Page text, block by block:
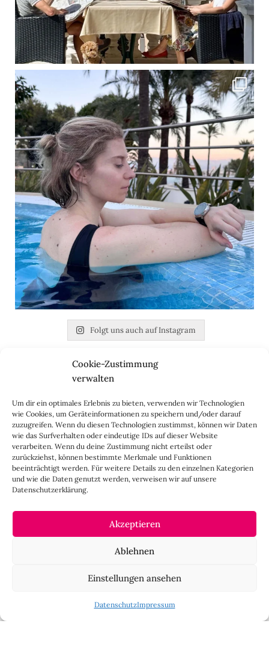
Cookie-Zustimmung
verwalten
Um dir ein optimales Erlebnis zu bieten, verwenden wir Technologien
wie Cookies, um Geräteinformationen zu speichern und/oder darauf
zuzugreifen. Wenn du diesen Technologien zustimmst, können wir Daten
wie das Surfverhalten oder eindeutige IDs auf dieser Website
verarbeiten. Wenn du deine Zustimmung nicht erteilst oder
zurückziehst, können bestimmte Merkmale und Funktionen
beeinträchtigt werden. Für weitere Details zu den einzelnen Kategorien
und wie die Daten genutzt werden, verweisen wir auf unsere
Datenschutzerklärung.
Akzeptieren
Ablehnen
Einstellungen ansehen
DatenschutzImpressum
Folgt uns auch auf Instagram
Nach dem Praktikum bei einem Berliner Start-up
gründete die Journalistin und promovierte Germanistin
besteht der Mode- und Lifestyle-Blog aus einem
vierköpfigen Redaktionsteam sowie den Blog-Dackeln
Emil & Kalle. Seit jeher stellen wir auf dem Lady-Blog vor
allem langlebige, zeitlose Mode- und Interieur-Klassiker
vor, die hochwertig verarbeitet und unter guten
Bedingungen hergestellt wurden – gerne „Made in
Germany“. Wir lieben alte, vom Aussterben bedrohte
Handwerksberufe und kleine feine Firmen, denen wir
hier auf dem Blog eine Präsentationsfläche bieten, sowie
alle Dinge, die das Leben ein bisschen schöner machen.
Darüber hinaus legen wir großen Wert auf den
Kommentarfunktion, dieLady-Frage, die
Newsletter.